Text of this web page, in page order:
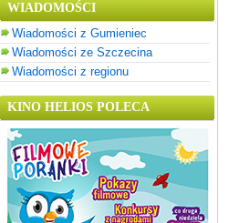
WIADOMOŚCI
Wiadomości z Gumieniec
Wiadomości ze Szczecina
Wiadomości z regionu
KINO HELIOS POLECA